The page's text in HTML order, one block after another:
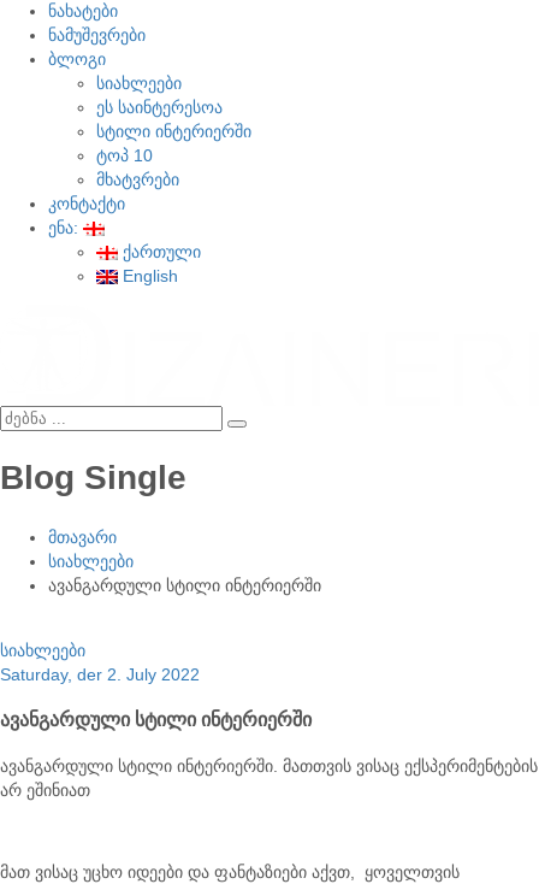
ნახატები
ნამუშევრები
ბლოგი
სიახლეები
ეს საინტერესოა
სტილი ინტერიერში
ტოპ 10
მხატვრები
კონტაქტი
ენა:
ქართული
English
Blog Single
მთავარი
სიახლეები
ავანგარდული სტილი ინტერიერში
სიახლეები
Saturday, der 2. July 2022
ავანგარდული სტილი ინტერიერში
ავანგარდული სტილი ინტერიერში. მათთვის ვისაც ექსპერიმენტების
არ ეშინიათ
მათ ვისაც უცხო იდეები და ფანტაზიები აქვთ, ყოველთვის